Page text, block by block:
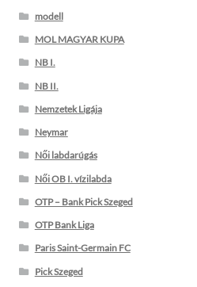
modell
MOL MAGYAR KUPA
NB I.
NB II.
Nemzetek Ligája
Neymar
Női labdarúgás
Női OB I. vízilabda
OTP – Bank Pick Szeged
OTP Bank Liga
Paris Saint-Germain FC
Pick Szeged